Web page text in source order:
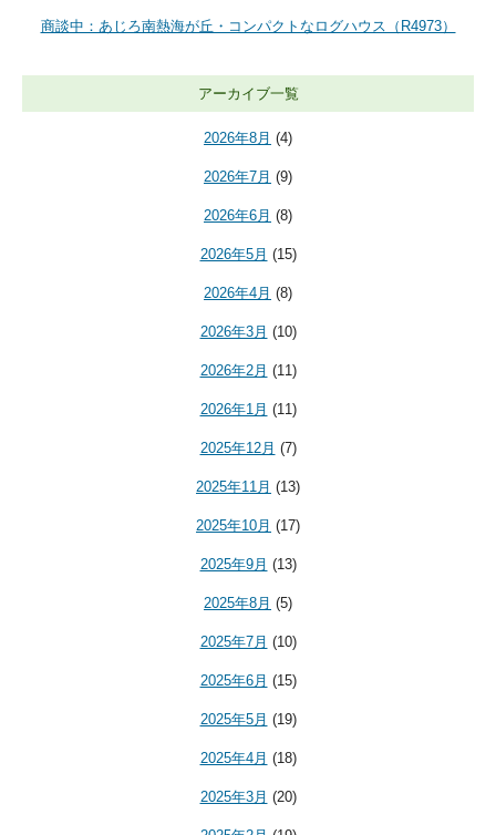
商談中：あじろ南熱海が丘・コンパクトなログハウス（R4973）
アーカイブ一覧
2026年8月 (4)
2026年7月 (9)
2026年6月 (8)
2026年5月 (15)
2026年4月 (8)
2026年3月 (10)
2026年2月 (11)
2026年1月 (11)
2025年12月 (7)
2025年11月 (13)
2025年10月 (17)
2025年9月 (13)
2025年8月 (5)
2025年7月 (10)
2025年6月 (15)
2025年5月 (19)
2025年4月 (18)
2025年3月 (20)